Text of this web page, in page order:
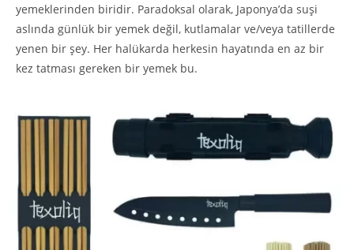
yemeklerinden biridir. Paradoksal olarak, Japonya’da suşi
aslında günlük bir yemek değil, kutlamalar ve/veya tatillerde
yenen bir şey. Her halükarda herkesin hayatında en az bir
kez tatması gereken bir yemek bu.